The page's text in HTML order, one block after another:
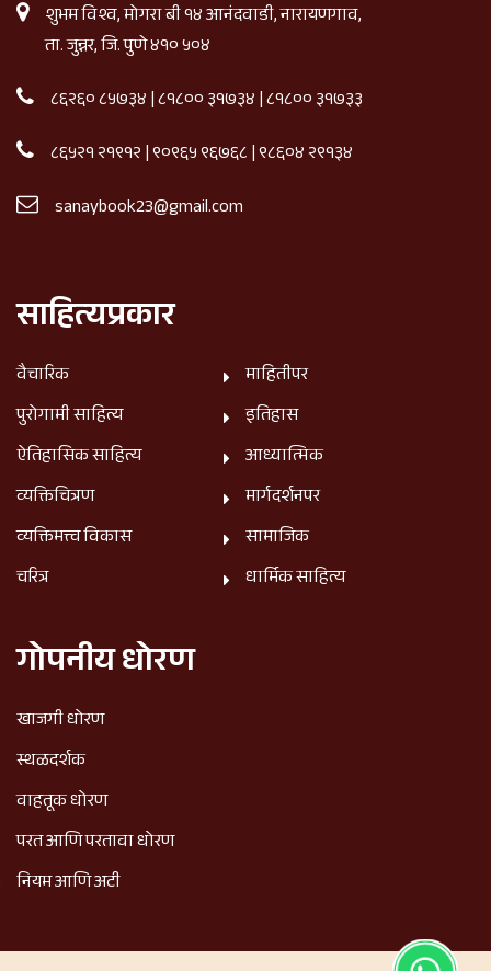
शुभम विश्व, मोगरा बी १४ आनंदवाडी, नारायणगाव,
ता. जुन्नर, जि. पुणे ४१० ५०४
८६२६० ८५७३४|८१८०० ३१७३४|८१८०० ३१७३३
८६५२१ २१९१२|९०९६५ ९६७६८|९८६०४ २९१३४
sanaybook23@gmail.com
साहित्यप्रकार
वैचारिक
पुरोगामी साहित्य
ऐतिहासिक साहित्य
व्यक्तिचित्रण
व्यक्तिमत्त्व विकास
चरित्र
माहितीपर
इतिहास
आध्यात्मिक
मार्गदर्शनपर
सामाजिक
धार्मिक साहित्य
गोपनीय धोरण
खाजगी धोरण
स्थळदर्शक
वाहतूक धोरण
परत आणि परतावा धोरण
नियम आणि अटी